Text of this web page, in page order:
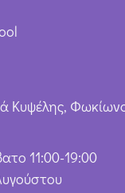
Κυψέλης,
11:00-19:00